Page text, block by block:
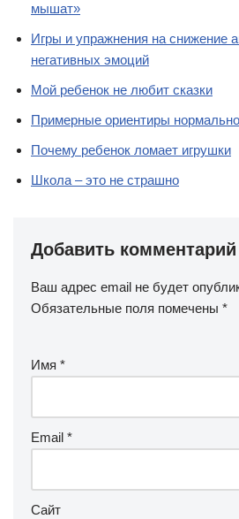
мышат»
Игры и упражнения на снижение
негативных эмоций
Мой ребенок не любит сказки
Примерные ориентиры
Почему ребенок ломает игрушки
Школа – это не страшно
Добавить комментарий
Ваш адрес email не будет
Обязательные поля помечены *
Имя *
Email *
Сайт